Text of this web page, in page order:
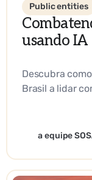
Public entities
usando IA
Descubra
Brasil a lidar
a equipe